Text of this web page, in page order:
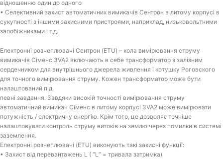
відношенню один до одного
• Селективний захист автоматичних вимикачів Сентрон в литому корпусі в
сукупності з іншими захисними пристроями, наприклад, низьковольтними
запобіжниками і т.д.
Електронні розчеплювачі Сентрон (ETU) – кола вимірювання струму
вимикачів Сіменс 3VA2 включають в себе трансформатор з залізним
сердечником для внутрішнього джерела живлення і котушку Роговского
для точного вимірювання струму. Кожен трансформатор може бути
налаштований під
певні завдання. Завдяки високій точності вимірювання струму
автоматичний вимикач Сіменс в литому корпусі 3VA2 може вимірювати
потужність / електричну енергію. Крім того, це дозволяє точніше
налаштовувати контроль струму витоків на землю через помилки в системі
заземлення.
Електронні розчеплювачі (ETU) виконують такі захисні функції:
• Захист від перевантажень L ( “L” = тривала затримка)